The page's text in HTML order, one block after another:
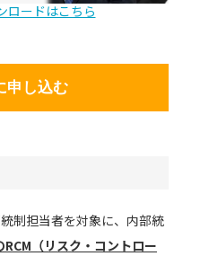
ロードはこちら
申し込む
制担当者を対象に、内部統
（リスク・コントロー